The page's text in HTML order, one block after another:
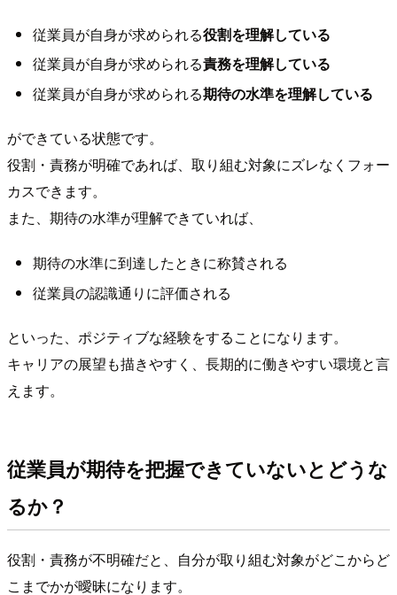
従業員が自身が求められる役割を理解している
従業員が自身が求められる責務を理解している
従業員が自身が求められる期待の水準を理解している
ができている状態です。
役割・責務が明確であれば、取り組む対象にズレなくフォー
カスできます。
また、期待の水準が理解できていれば、
期待の水準に到達したときに称賛される
従業員の認識通りに評価される
といった、ポジティブな経験をすることになります。
キャリアの展望も描きやすく、長期的に働きやすい環境と言
えます。
従業員が期待を把握できていないとどうな
るか？
役割・責務が不明確だと、自分が取り組む対象がどこからど
こまでかが曖昧になります。